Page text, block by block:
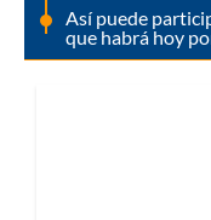
Así puede
que habrá hoy